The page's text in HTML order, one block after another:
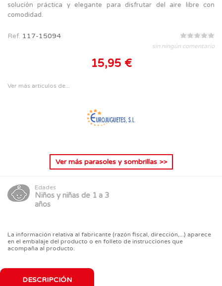
solución práctica y elegante para disfrutar del aire libre con
comodidad.
Ref. 117-15094
sin ningún comentario
15,95 €
Ver más artículos de...
Ver más parasoles y sombrillas>>
Edades
Niños y niñas de 1 a 3
años
La información relativa al fabricante (razón fiscal, dirección,...) aparece
en el embalaje del producto o en folleto de instrucciones que
acompaña al producto.
DESCRIPCIÓN